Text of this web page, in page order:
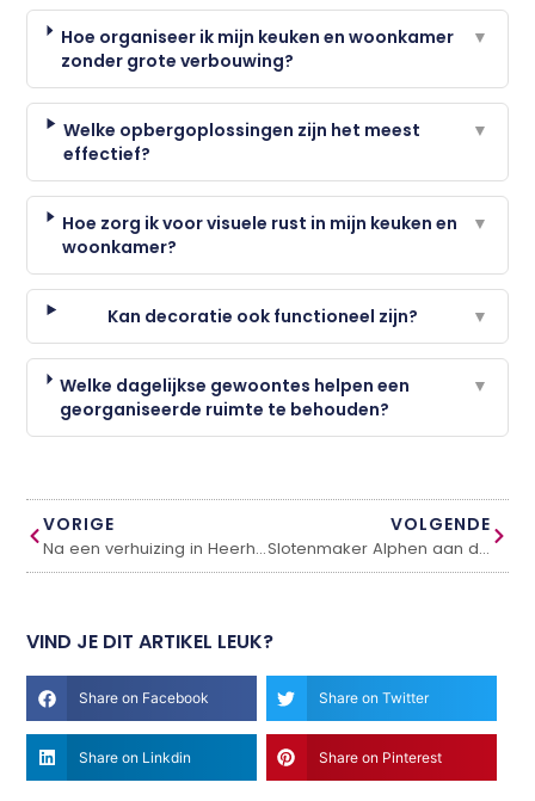
Hoe organiseer ik mijn keuken en woonkamer
zonder grote verbouwing?
▼
Welke opbergoplossingen zijn het meest
effectief?
▼
Hoe zorg ik voor visuele rust in mijn keuken en
woonkamer?
▼
Kan decoratie ook functioneel zijn? ▼
Welke dagelijkse gewoontes helpen een
georganiseerde ruimte te behouden?
▼
VORIGE
Na een verhuizing in Heerhugowaard: waarom direct je sloten vervangen slim is
VOLGENDE
Slotenmaker Alphen aan den Rijn bij spoedgevallen
VIND JE DIT ARTIKEL LEUK?
Share on Facebook Share on Twitter
Share on Linkdin Share on Pinterest